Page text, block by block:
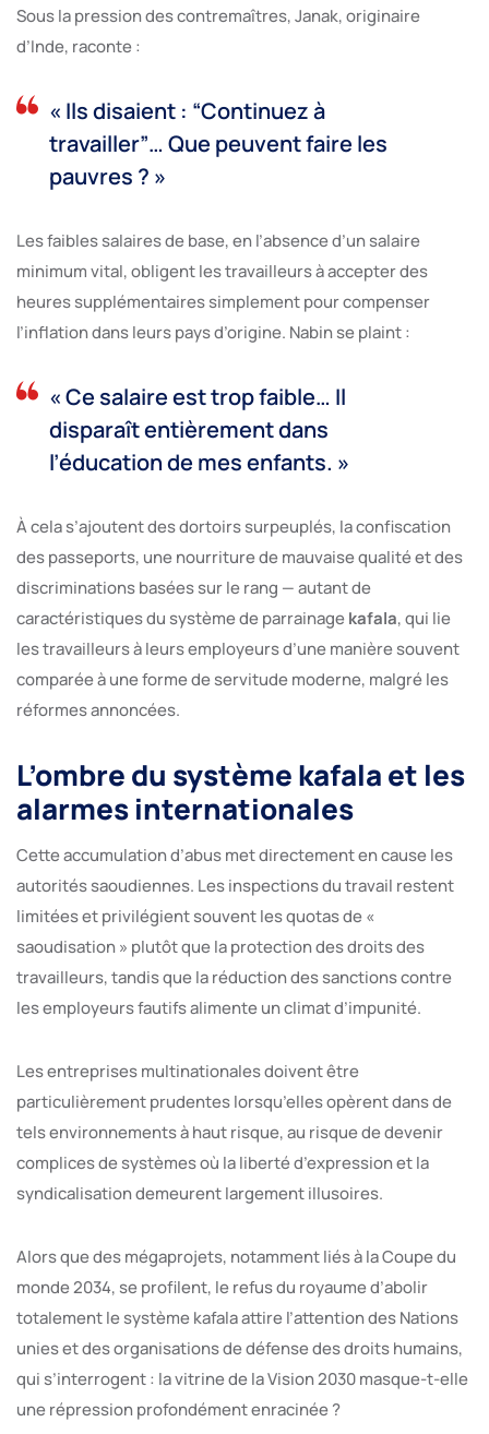
Sous la pression des contremaîtres, Janak, originaire
d’Inde, raconte :
« Ils disaient : “Continuez à
travailler”… Que peuvent faire les
pauvres ? »
Les faibles salaires de base, en l’absence d’un salaire
minimum vital, obligent les travailleurs à accepter des
heures supplémentaires simplement pour compenser
l’inflation dans leurs pays d’origine. Nabin se plaint :
« Ce salaire est trop faible… Il
disparaît entièrement dans
l’éducation de mes enfants. »
À cela s’ajoutent des dortoirs surpeuplés, la confiscation
des passeports, une nourriture de mauvaise qualité et des
discriminations basées sur le rang — autant de
caractéristiques du système de parrainagekafala, qui lie
les travailleurs à leurs employeurs d’une manière souvent
comparée à une forme de servitude moderne, malgré les
réformes annoncées.
L’ombre du système kafala et les
alarmes internationales
Cette accumulation d’abus met directement en cause les
autorités saoudiennes. Les inspections du travail restent
limitées et privilégient souvent les quotas de «
saoudisation » plutôt que la protection des droits des
travailleurs, tandis que la réduction des sanctions contre
les employeurs fautifs alimente un climat d’impunité.
Les entreprises multinationales doivent être
particulièrement prudentes lorsqu’elles opèrent dans de
tels environnements à haut risque, au risque de devenir
complices de systèmes où la liberté d’expression et la
syndicalisation demeurent largement illusoires.
Alors que des mégaprojets, notamment liés à la Coupe du
monde 2034, se profilent, le refus du royaume d’abolir
totalement le système kafala attire l’attention des Nations
unies et des organisations de défense des droits humains,
qui s’interrogent : la vitrine de la Vision 2030 masque-t-elle
une répression profondément enracinée ?